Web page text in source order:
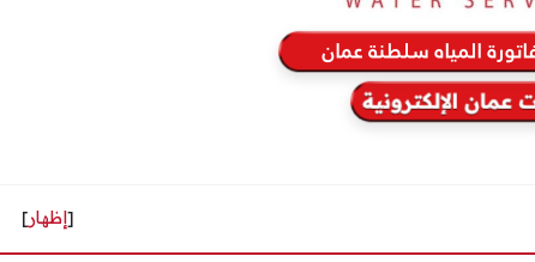
[إظهار]